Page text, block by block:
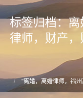
标签归档：离
律师，财产
您的位置：
"离婚，离婚律师，福